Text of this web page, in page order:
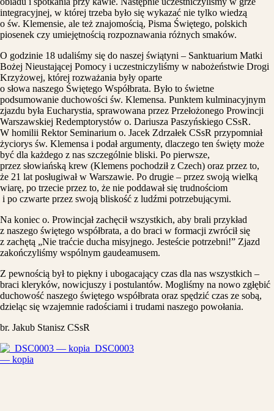
integracyjnej, w której trzeba było się wykazać nie tylko wiedzą
o św. Klemensie, ale też znajomością, Pisma Świętego, polskich
piosenek czy umiejętnością rozpoznawania różnych smaków.
O godzinie 18 udaliśmy się do naszej świątyni – Sanktuarium Matki
Bożej Nieustającej Pomocy i uczestniczyliśmy w nabożeństwie Drogi
Krzyżowej, której rozważania były oparte
o słowa naszego Świętego Współbrata. Było to świetne
podsumowanie duchowości św. Klemensa. Punktem kulminacyjnym
zjazdu była Eucharystia, sprawowana przez Przełożonego Prowincji
Warszawskiej Redemptorystów o. Dariusza Paszyńskiego CSsR.
W homilii Rektor Seminarium o. Jacek Zdrzałek CSsR przypomniał
życiorys św. Klemensa i podał argumenty, dlaczego ten święty może
być dla każdego z nas szczególnie bliski. Po pierwsze,
przez słowiańską krew (Klemens pochodził z Czech) oraz przez to,
że 21 lat posługiwał w Warszawie. Po drugie – przez swoją wielką
wiarę, po trzecie przez to, że nie poddawał się trudnościom
i po czwarte przez swoją bliskość z ludźmi potrzebującymi.
Na koniec o. Prowincjał zachęcił wszystkich, aby brali przykład
z naszego świętego współbrata, a do braci w formacji zwrócił się
z zachętą „Nie traćcie ducha misyjnego. Jesteście potrzebni!” Zjazd
zakończyliśmy wspólnym gaudeamusem.
Z pewnością był to piękny i ubogacający czas dla nas wszystkich –
braci kleryków, nowicjuszy i postulantów. Mogliśmy na nowo zgłębić
duchowość naszego świętego współbrata oraz spędzić czas ze sobą,
dzieląc się wzajemnie radościami i trudami naszego powołania.
br. Jakub Stanisz CSsR
_DSC0003
— kopia